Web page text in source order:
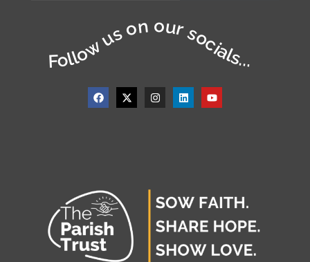
Follow us on our socials...